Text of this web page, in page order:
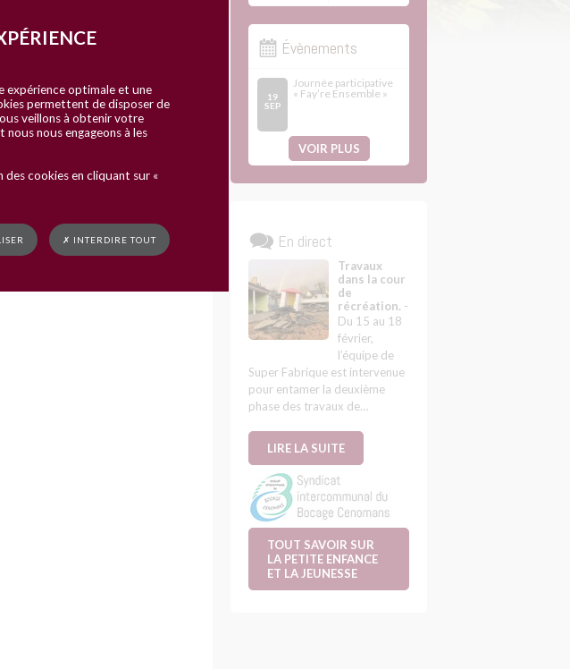
Évènements
19
SEP
Journée participative
« Fay’re Ensemble »
VOIR PLUS
En direct
Travaux
dans la cour
de
récréation. -
Du 15 au 18
février,
l’équipe de
Super Fabrique est intervenue
pour entamer la deuxième
phase des travaux de…
LIRE LA SUITE
TOUT SAVOIR SUR
LA PETITE ENFANCE
ET LA JEUNESSE
expérience optimale et une
permettent de disposer de
veillons à obtenir votre
nous nous engageons à les
des cookies en cliquant sur «
✗ INTERDIRE TOUT